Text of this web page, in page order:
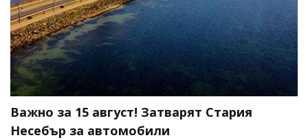
Важно за 15 август! Затварят Стария
Несебър за автомобили